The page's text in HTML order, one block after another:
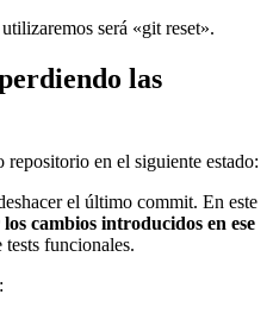
será «git reset».
las
repositorio en el siguiente estado:
el último commit. En este
cambios introducidos en ese
tests funcionales.